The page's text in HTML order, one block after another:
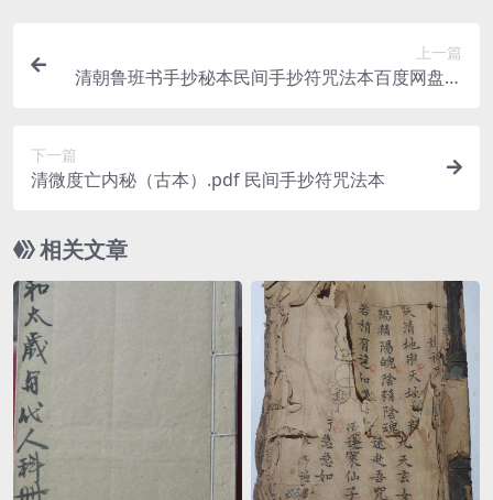
上一篇
清朝鲁班书手抄秘本民间手抄符咒法本百度网盘下
下一篇
清微度亡内秘（古本）.pdf 民间手抄符咒法本
相关文章